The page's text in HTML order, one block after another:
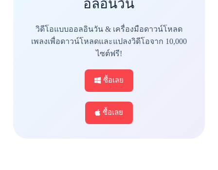
อลอินวัน
วิดีโอแบบออลอินวัน & เครื่องมือดาวน์โหลด
เพลงเพื่อดาวน์โหลดและแปลงวิดีโอจาก 10,000
ไซต์ฟรี!
ซื้อเลย
ซื้อเลย